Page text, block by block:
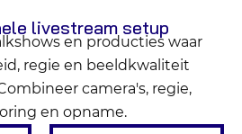
livestream setup
en producties waar
regie en beeldkwaliteit
camera's, regie,
en opname.